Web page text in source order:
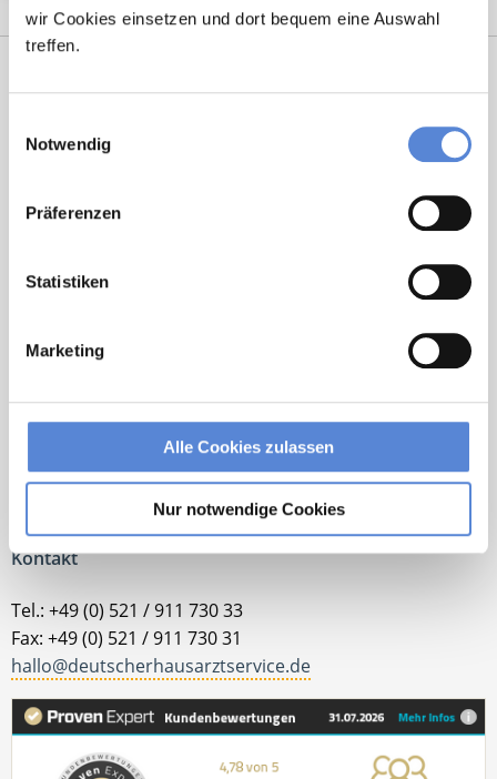
wir Cookies einsetzen und dort bequem eine Auswahl
treffen.
Notwendig
Präferenzen
Statistiken
Marketing
Alle Cookies zulassen
Nur notwendige Cookies
Sie haben Fragen zu unseren Stellenanzeigen oder
Bewerberprofils? Kontaktieren Sie mich einfach, ich
helfe Ihnen gerne weiter!
Jetzt zur kostenlosen Stellenanfrage
Kontakt
Tel.: +49 (0) 521 / 911 730 33
Fax: +49 (0) 521 / 911 730 31
hallo@deutscherhausarztservice.de